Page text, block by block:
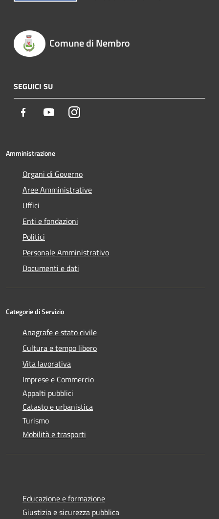
Comune di Nembro
SEGUICI SU
Facebook YoutubeInstagram
Amministrazione
Organi di Governo
Aree Amministrative
Uffici
Enti e fondazioni
Politici
Personale Amministrativo
Documenti e dati
Categorie di Servizio
Anagrafe e stato civile
Cultura e tempo libero
Vita lavorativa
Imprese e Commercio
Appalti pubblici
Catasto e urbanistica
Turismo
Mobilità e trasporti
Educazione e formazione
Giustizia e sicurezza pubblica